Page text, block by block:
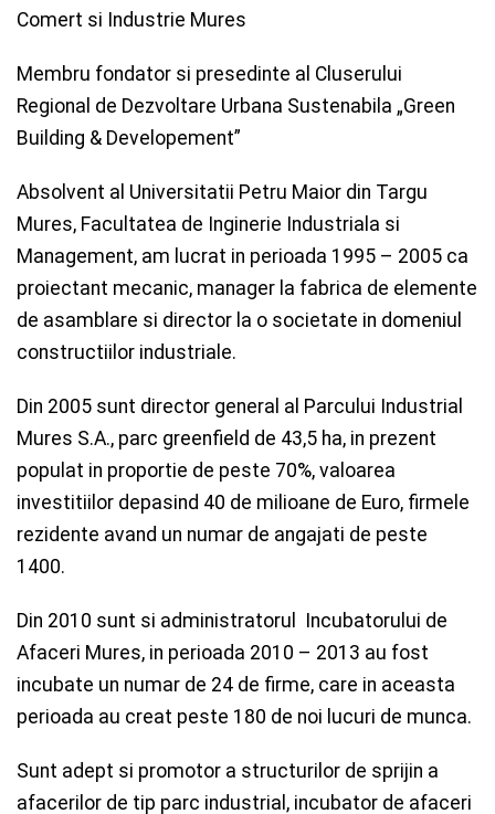
Comert si Industrie Mures
Membru fondator si presedinte al Cluserului
Regional de Dezvoltare Urbana Sustenabila „Green
Building & Developement”
Absolvent al Universitatii Petru Maior din Targu
Mures, Facultatea de Inginerie Industriala si
Management, am lucrat in perioada 1995 – 2005 ca
proiectant mecanic, manager la fabrica de elemente
de asamblare si director la o societate in domeniul
constructiilor industriale.
Din 2005 sunt director general al Parcului Industrial
Mures S.A., parc greenfield de 43,5 ha, in prezent
populat in proportie de peste 70%, valoarea
investitiilor depasind 40 de milioane de Euro, firmele
rezidente avand un numar de angajati de peste
1400.
Din 2010 sunt si administratorul Incubatorului de
Afaceri Mures, in perioada 2010 – 2013 au fost
incubate un numar de 24 de firme, care in aceasta
perioada au creat peste 180 de noi lucuri de munca.
Sunt adept si promotor a structurilor de sprijin a
afacerilor de tip parc industrial, incubator de afaceri